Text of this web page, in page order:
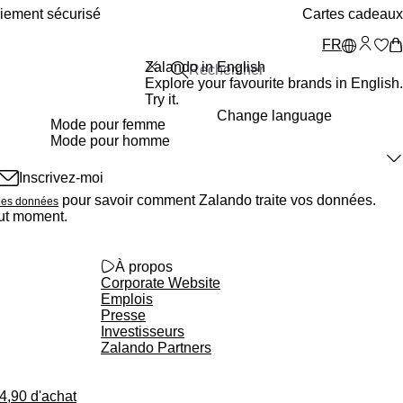
sécurisé Cartes cadeaux
FR
Mode pour femme
Mode pour homme
Les updates mode
Recommandations
Stories
Promos, offres et soldes
Inscrivez-moi
données pour savoir comment Zalando traite vos données.
moment.
zalando_logo_outlinedÀ propos
Corporate Website
Emplois
Presse
Investisseurs
Zalando Partners
d'achat
Zalando in English
Explore your favourite brands in English.
Try it.
Change language